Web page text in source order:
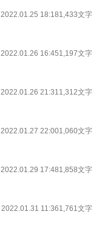
2022.01.25 18:181,433文字
2022.01.26 16:451,197文字
2022.01.26 21:311,312文字
2022.01.27 22:001,060文字
2022.01.29 17:481,858文字
2022.01.31 11:361,761文字